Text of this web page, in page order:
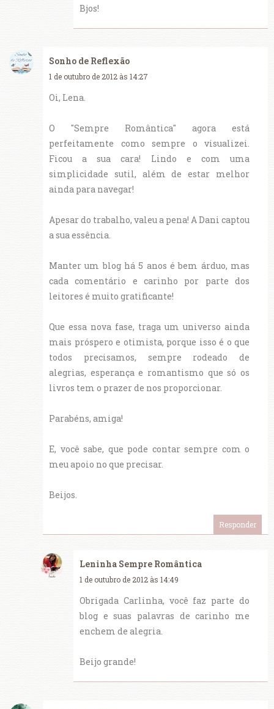
Bjos!
Sonho de Reflexão
1 de outubro de 2012 às 14:27
Oi, Lena.
O "Sempre Romântica" agora está
perfeitamente como sempre o visualizei.
Ficou a sua cara! Lindo e com uma
simplicidade sutil, além de estar melhor
ainda para navegar!
Apesar do trabalho, valeu a pena! A Dani captou
a sua essência.
Manter um blog há 5 anos é bem árduo, mas
cada comentário e carinho por parte dos
leitores é muito gratificante!
Que essa nova fase, traga um universo ainda
mais próspero e otimista, porque isso é o que
todos precisamos, sempre rodeado de
alegrias, esperança e romantismo que só os
livros tem o prazer de nos proporcionar.
Parabéns, amiga!
E, você sabe, que pode contar sempre com o
meu apoio no que precisar.
Beijos.
Responder
Leninha Sempre Romântica
1 de outubro de 2012 às 14:49
Obrigada Carlinha, você faz parte do
blog e suas palavras de carinho me
enchem de alegria.
Beijo grande!